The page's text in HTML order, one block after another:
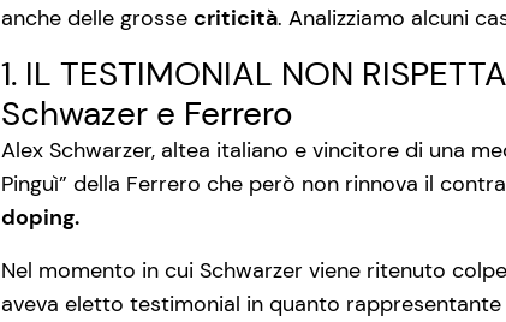
anche delle grosse criticità. Analizziamo alcuni
1. IL TESTIMONIAL NON
Schwazer e Ferrero
Alex Schwarzer, altea italiano e vincitore di una
Pinguì” della Ferrero che però non rinnova il
doping.
Nel momento in cui Schwarzer viene ritenuto
aveva eletto testimonial in quanto rappresentante